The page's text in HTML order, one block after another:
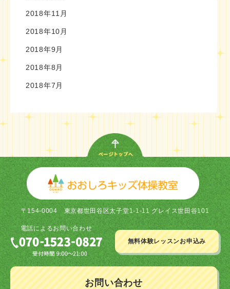
2018年11月
2018年10月
2018年9月
2018年8月
2018年7月
〒154-0004東京都世田谷区太子堂1-1-11 グレイス世田谷101
電話によるお問い合わせ
無料体験レッスンお申込み
お問い合わせ